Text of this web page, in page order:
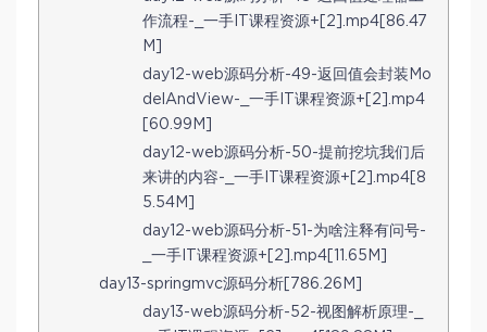
作流程-_一手IT课程资源+[2].mp4[86.47
M]
day12-web源码分析-49-返回值会封装Mo
delAndView-_一手IT课程资源+[2].mp4
[60.99M]
day12-web源码分析-50-提前挖坑我们后
来讲的内容-_一手IT课程资源+[2].mp4[8
5.54M]
day12-web源码分析-51-为啥注释有问号-
_一手IT课程资源+[2].mp4[11.65M]
day13-springmvc源码分析[786.26M]
day13-web源码分析-52-视图解析原理-_